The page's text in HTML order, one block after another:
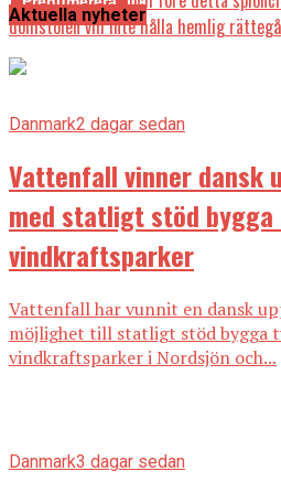
domstolen vill inte hålla hemlig
Aktuella nyheter
Danmark2 dagar sedan
Vattenfall vinner dansk
med statligt stöd bygga
vindkraftsparker
Vattenfall har vunnit en dansk
möjlighet till statligt stöd bygga
vindkraftsparker i Nordsjön och...
Danmark3 dagar sedan